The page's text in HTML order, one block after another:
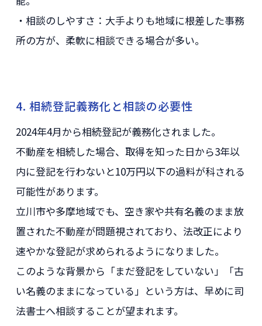
・相談のしやすさ：大手よりも地域に根差した事務
所の方が、柔軟に相談できる場合が多い。
4. 相続登記義務化と相談の必要性
2024年4月から相続登記が義務化されました。
不動産を相続した場合、取得を知った日から3年以
内に登記を行わないと10万円以下の過料が科される
可能性があります。
立川市や多摩地域でも、空き家や共有名義のまま放
置された不動産が問題視されており、法改正により
速やかな登記が求められるようになりました。
このような背景から「まだ登記をしていない」「古
い名義のままになっている」という方は、早めに司
法書士へ相談することが望まれます。